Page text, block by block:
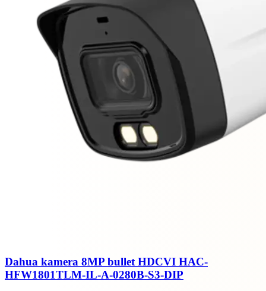
Dahua kamera 8MP bullet HDCVI HAC-
HFW1801TLM-IL-A-0280B-S3-DIP